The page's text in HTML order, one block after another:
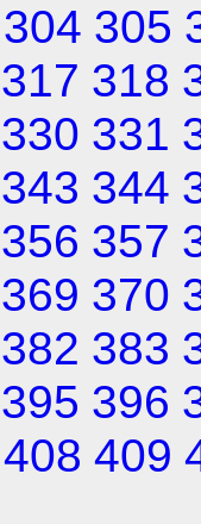
304 305
317 318
330 331
343 344
356 357
369 370
382 383
395 396
408 409